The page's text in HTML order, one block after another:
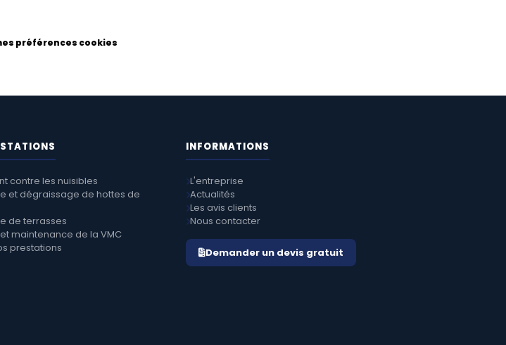
préférences cookies
contre les nuisibles
et dégraissage de hottes de
de terrasses
maintenance de la VMC
prestations
INFORMATIONS
L'entreprise
Actualités
Les avis clients
Nous contacter
Demander un devis gratuit